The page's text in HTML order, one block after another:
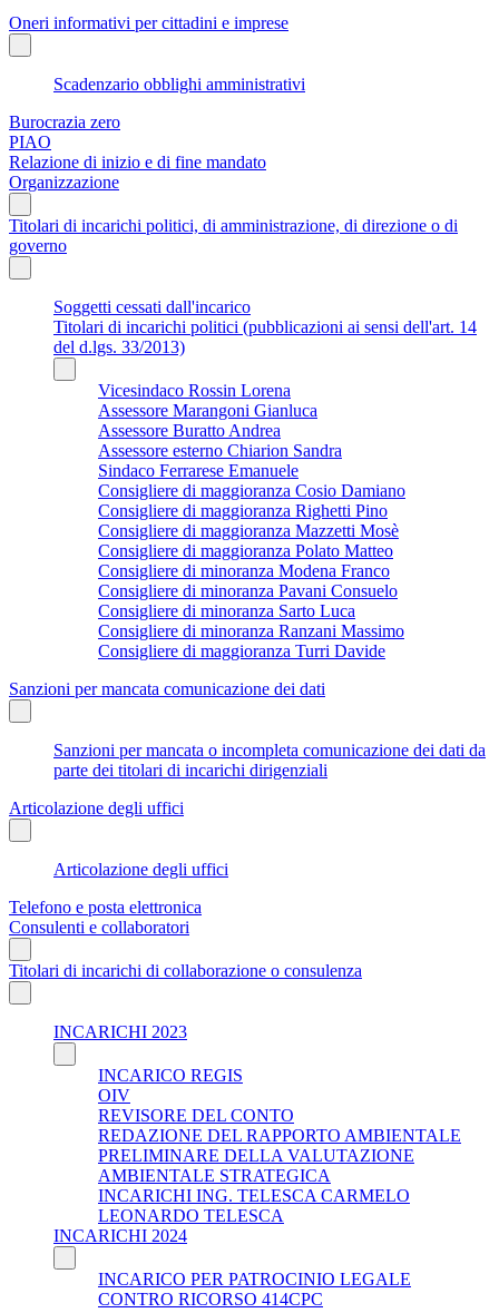
Oneri informativi per cittadini e imprese
Scadenzario obblighi amministrativi
Burocrazia zero
PIAO
Relazione di inizio e di fine mandato
Organizzazione
Titolari di incarichi politici, di amministrazione, di direzione o di
governo
Soggetti cessati dall'incarico
Titolari di incarichi politici (pubblicazioni ai sensi dell'art. 14
del d.lgs. 33/2013)
Vicesindaco Rossin Lorena
Assessore Marangoni Gianluca
Assessore Buratto Andrea
Assessore esterno Chiarion Sandra
Sindaco Ferrarese Emanuele
Consigliere di maggioranza Cosio Damiano
Consigliere di maggioranza Righetti Pino
Consigliere di maggioranza Mazzetti Mosè
Consigliere di maggioranza Polato Matteo
Consigliere di minoranza Modena Franco
Consigliere di minoranza Pavani Consuelo
Consigliere di minoranza Sarto Luca
Consigliere di minoranza Ranzani Massimo
Consigliere di maggioranza Turri Davide
Sanzioni per mancata comunicazione dei dati
Sanzioni per mancata o incompleta comunicazione dei dati da
parte dei titolari di incarichi dirigenziali
Articolazione degli uffici
Articolazione degli uffici
Telefono e posta elettronica
Consulenti e collaboratori
Titolari di incarichi di collaborazione o consulenza
INCARICHI 2023
INCARICO REGIS
OIV
REVISORE DEL CONTO
REDAZIONE DEL RAPPORTO AMBIENTALE
PRELIMINARE DELLA VALUTAZIONE
AMBIENTALE STRATEGICA
INCARICHI ING. TELESCA CARMELO
LEONARDO TELESCA
INCARICHI 2024
INCARICO PER PATROCINIO LEGALE
CONTRO RICORSO 414CPC